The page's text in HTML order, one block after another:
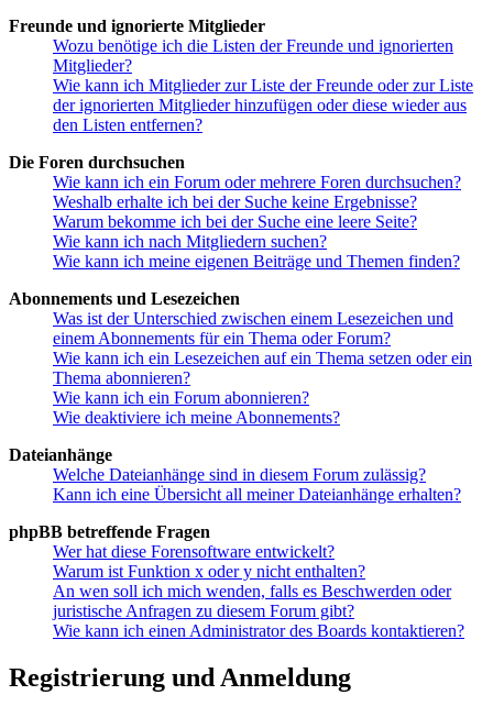
Freunde und ignorierte Mitglieder
Wozu benötige ich die Listen der Freunde und ignorierten
Mitglieder?
Wie kann ich Mitglieder zur Liste der Freunde oder zur Liste
der ignorierten Mitglieder hinzufügen oder diese wieder aus
den Listen entfernen?
Die Foren durchsuchen
Wie kann ich ein Forum oder mehrere Foren durchsuchen?
Weshalb erhalte ich bei der Suche keine Ergebnisse?
Warum bekomme ich bei der Suche eine leere Seite?
Wie kann ich nach Mitgliedern suchen?
Wie kann ich meine eigenen Beiträge und Themen finden?
Abonnements und Lesezeichen
Was ist der Unterschied zwischen einem Lesezeichen und
einem Abonnements für ein Thema oder Forum?
Wie kann ich ein Lesezeichen auf ein Thema setzen oder ein
Thema abonnieren?
Wie kann ich ein Forum abonnieren?
Wie deaktiviere ich meine Abonnements?
Dateianhänge
Welche Dateianhänge sind in diesem Forum zulässig?
Kann ich eine Übersicht all meiner Dateianhänge erhalten?
phpBB betreffende Fragen
Wer hat diese Forensoftware entwickelt?
Warum ist Funktion x oder y nicht enthalten?
An wen soll ich mich wenden, falls es Beschwerden oder
juristische Anfragen zu diesem Forum gibt?
Wie kann ich einen Administrator des Boards kontaktieren?
Registrierung und Anmeldung